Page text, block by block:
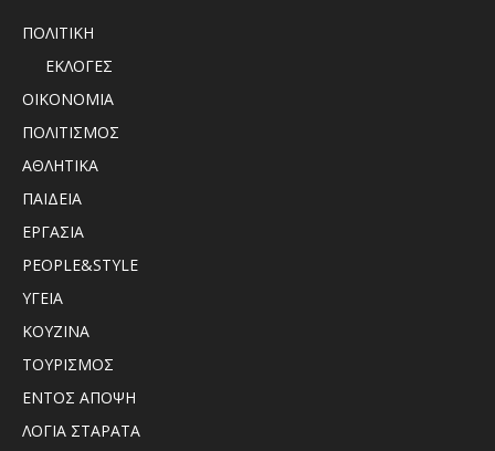
ΠΟΛΙΤΙΚΗ
ΕΚΛΟΓΕΣ
ΟΙΚΟΝΟΜΙΑ
ΠΟΛΙΤΙΣΜΟΣ
ΑΘΛΗΤΙΚΑ
ΠΑΙΔΕΙΑ
ΕΡΓΑΣΙΑ
PEOPLE&STYLE
ΥΓΕΙΑ
ΚΟΥΖΙΝΑ
ΤΟΥΡΙΣΜΟΣ
ΕΝΤΟΣ ΑΠΟΨΗ
ΛΟΓΙΑ ΣΤΑΡΑΤΑ